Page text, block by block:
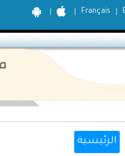
Français
الرئيسية